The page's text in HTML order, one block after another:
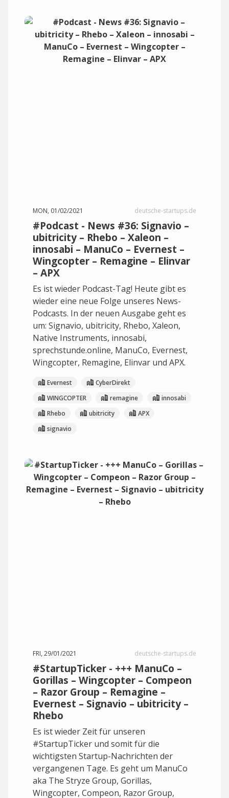
MON, 01/02/2021 deutsche-startups.de
#Podcast - News #36: Signavio –
ubitricity – Rhebo – Xaleon –
innosabi – ManuCo – Evernest –
Wingcopter – Remagine – Elinvar
– APX
Es ist wieder Podcast-Tag! Heute gibt es
wieder eine neue Folge unseres News-
Podcasts. In der neuen Ausgabe geht es
um: Signavio, ubitricity, Rhebo, Xaleon,
Native Instruments, innosabi,
sprechstunde.online, ManuCo, Evernest,
Wingcopter, Remagine, Elinvar und APX.
Evernest
CyberDirekt
WINGCOPTER
remagine
innosabi
Rhebo
ubitricity
APX
signavio
FRI, 29/01/2021 deutsche-startups.de
#StartupTicker - +++ ManuCo –
Gorillas – Wingcopter – Compeon
– Razor Group – Remagine –
Evernest – Signavio – ubitricity –
Rhebo
Es ist wieder Zeit für unseren
#StartupTicker und somit für die
wichtigsten Startup-Nachrichten der
vergangenen Tage. Es geht um ManuCo
aka The Stryze Group, Gorillas,
Wingcopter, Compeon, Razor Group,